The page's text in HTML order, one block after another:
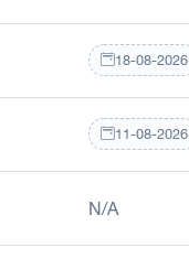
18-08-2026
11-08-2026
N/A